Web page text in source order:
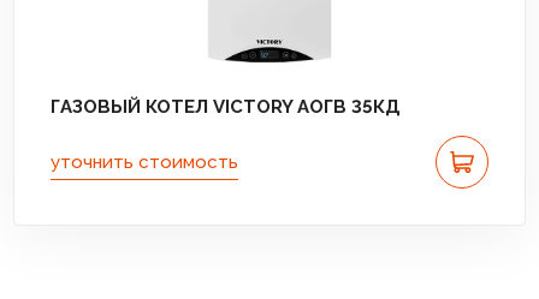
ГАЗОВЫЙ КОТЕЛ VICTORY АОГВ 35КД
уточнить стоимость